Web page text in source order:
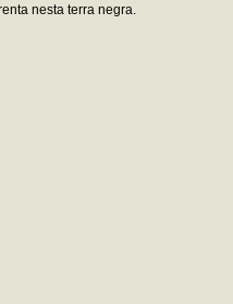
nesta terra negra.